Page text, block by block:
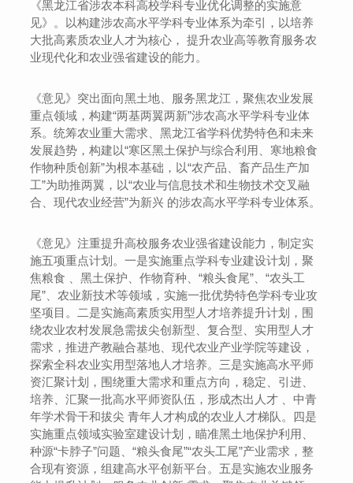
《黑龙江省涉农本科高校学科专业优化调整的实施意
见》。以构建涉农高水平学科专业体系为牵引，以培养
大批高素质农业人才为核心， 提升农业高等教育服务农
业现代化和农业强省建设的能力。
《意见》突出面向黑土地、服务黑龙江，聚焦农业发展
重点领域，构建“两基两翼两新”涉农高水平学科专业体
系。统筹农业重大需求、黑龙江省学科优势特色和未来
发展趋势，构建以“寒区黑土保护与综合利用、寒地粮食
作物种质创新”为根本基础，以“农产品、畜产品生产加
工”为助推两翼，以“农业与信息技术和生物技术交叉融
合、现代农业经营”为新兴 的涉农高水平学科专业体系。
《意见》注重提升高校服务农业强省建设能力，制定实
施五项重点计划。一是实施重点学科专业建设计划，聚
焦粮食 、黑土保护、作物育种、“粮头食尾”、“农头工
尾”、农业新技术等领域，实施一批优势特色学科专业攻
坚项目。二是实施高素质实用型人才培养提升计划，围
绕农业农村发展急需拔尖创新型、复合型、实用型人才
需求，推进产教融合基地、现代农业产业学院等建设，
探索全科农业实用型落地人才培养。三是实施高水平师
资汇聚计划，围绕重大需求和重点方向，稳定、引进、
培养、汇聚一批高水平师资队伍，形成杰出人才 、中青
年学术骨干和拔尖 青年人才构成的农业人才梯队。四是
实施重点领域实验室建设计划，瞄准黑土地保护利用、
种源“卡脖子”问题、“粮头食尾”“农头工尾”产业需求，整
合现有资源，组建高水平创新平台。五是实施农业服务